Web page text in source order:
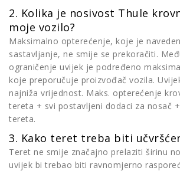
2. Kolika je nosivost Thule
moje vozilo?
Maksimalno opterećenje, koje je
sastavljanje, ne smije se prekoračiti.
ograničenje uvijek je podređeno
koje preporučuje proizvođač vozila.
najniža vrijednost. Maks. opterećenje
tereta + svi postavljeni dodaci za nosač
tereta.
3. Kako teret treba biti
Teret ne smije značajno prelaziti širinu
uvijek bi trebao biti ravnomjerno